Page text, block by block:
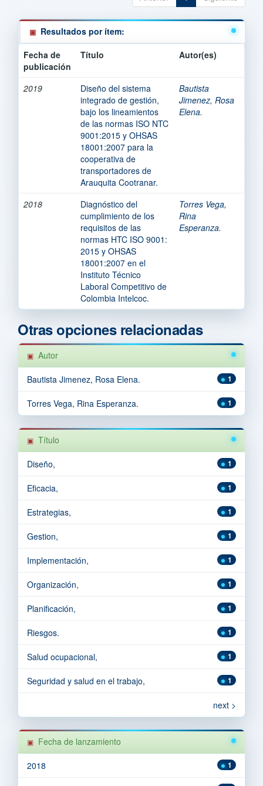
Resultados por ítem:
Fecha de
publicación
Título Autor(es)
2019
Diseño del sistema
integrado de gestión,
bajo los lineamientos
de las normas ISO NTC
9001:2015 y OHSAS
18001:2007 para la
cooperativa de
transportadores de
Arauquita Cootranar.
Bautista
Jimenez, Rosa
Elena.
2018
Diagnóstico del
cumplimiento de los
requisitos de las
normas HTC ISO 9001:
2015 y OHSAS
18001:2007 en el
Instituto Técnico
Laboral Competitivo de
Colombia Intelcoc.
Torres Vega,
Rina
Esperanza.
Otras opciones relacionadas
Autor
1
Bautista Jimenez, Rosa Elena.
1
Torres Vega, Rina Esperanza.
Título
1
Diseño,
1
Eficacia,
1
Estrategias,
1
Gestion,
1
Implementación,
1
Organización,
1
Planificación,
1
Riesgos.
1
Salud ocupacional,
1
Seguridad y salud en el trabajo,
next >
Fecha de lanzamiento
1
2018